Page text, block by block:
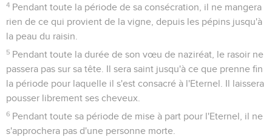
4 Pendant toute la période de sa consécration, il ne mangera
rien de ce qui provient de la vigne, depuis les pépins jusqu'à
la peau du raisin.
5 Pendant toute la durée de son vœu de naziréat, le rasoir ne
passera pas sur sa tête. Il sera saint jusqu'à ce que prenne fin
la période pour laquelle il s'est consacré à l'Eternel. Il laissera
pousser librement ses cheveux.
6 Pendant toute sa période de mise à part pour l'Eternel, il ne
s'approchera pas d'une personne morte.